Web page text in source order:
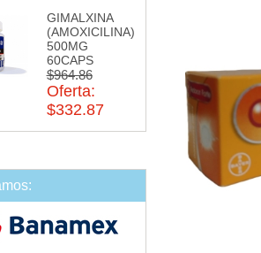
GIMALXINA
(AMOXICILINA)
500MG
60CAPS
$964.86
Oferta:
$332.87